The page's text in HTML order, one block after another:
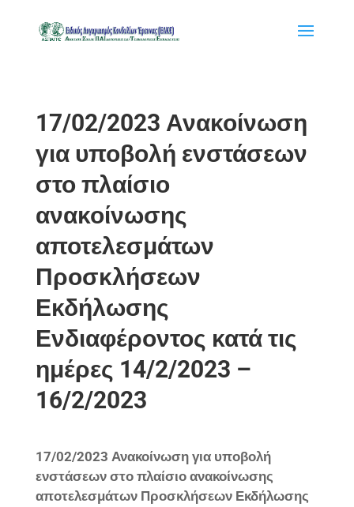
17/02/2023 Ανακοίνωση
για υποβολή ενστάσεων
στο πλαίσιο
ανακοίνωσης
αποτελεσμάτων
Προσκλήσεων
Εκδήλωσης
Ενδιαφέροντος κατά τις
ημέρες 14/2/2023 –
16/2/2023
17/02/2023 Ανακοίνωση για υποβολή
ενστάσεων στο πλαίσιο ανακοίνωσης
αποτελεσμάτων Προσκλήσεων Εκδήλωσης